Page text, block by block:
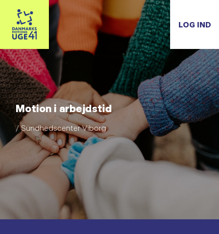
LOG IND
Motion i arbejdstid
/ Sundhedscenter Viborg